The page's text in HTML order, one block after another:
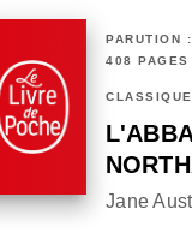
PARUTION
408 PAGES
Jane